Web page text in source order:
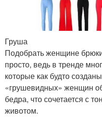
Груша
Подобрать женщине
просто, ведь в тренде
которые как будто
«грушевидных» женщин
бедра, что сочетается с
животом.